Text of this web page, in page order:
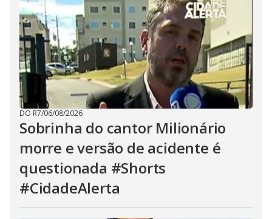
DO R7/06/08/2026
Sobrinha do cantor Milionário
morre e versão de acidente é
questionada #Shorts
#CidadeAlerta